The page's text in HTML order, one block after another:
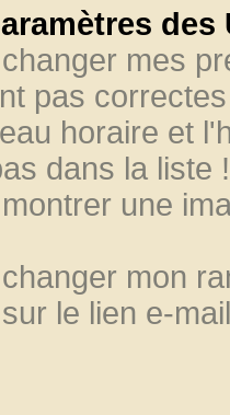
mes
pas
horaire et
dans la liste !
une
mon
le lien e-